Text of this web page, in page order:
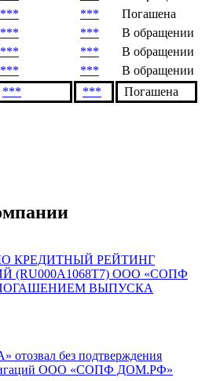
*** ***
В обращении
*** ***
В обращении
*** ***
В обращении
*** ***
Погашена
*** ***
В обращении
*** ***
В обращении
КРЕДИТНЫЙ РЕЙТИНГ
ВЫПУСКА